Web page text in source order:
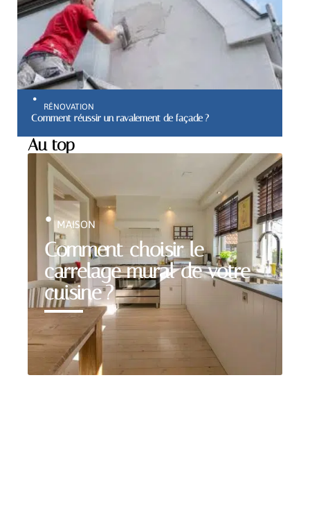
RÉNOVATION
Comment réussir un ravalement de façade ?
Au top
Comment choisir le
carrelage mural de votre
cuisine ?
MAISON